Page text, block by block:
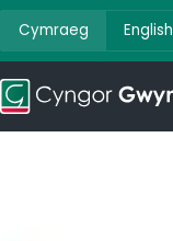
Cymraeg English